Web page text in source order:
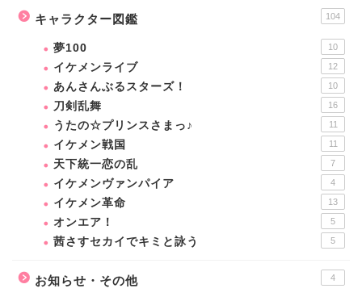
キャラクター図鑑 104
夢100 10
イケメンライブ 12
あんさんぶるスターズ！ 10
刀剣乱舞 16
うたの☆プリンスさまっ♪ 11
イケメン戦国 11
天下統一恋の乱 7
イケメンヴァンパイア 4
イケメン革命 13
オンエア！ 5
茜さすセカイでキミと詠う 5
お知らせ・その他 4